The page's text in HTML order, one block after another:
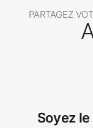
PARTAGEZ
Soyez